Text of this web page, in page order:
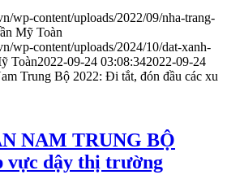
wp-content/uploads/2022/09/nha-trang-
Mỹ Toàn
wp-content/uploads/2024/10/dat-xanh-
Toàn2022-09-24 03:08:342022-09-24
Trung Bộ 2022: Đi tắt, đón đầu các xu
NAM TRUNG BỘ
vực dậy thị trường